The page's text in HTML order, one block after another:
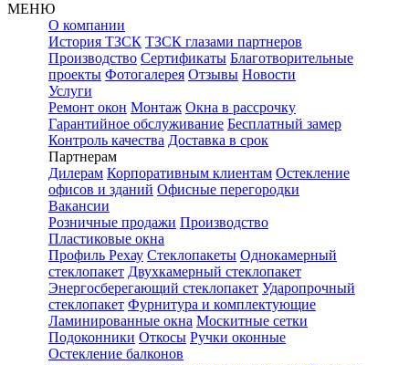
МЕНЮ
О компании
История ТЗСК ТЗСК глазами партнеров
Производство Сертификаты Благотворительные
проекты Фотогалерея Отзывы Новости
Услуги
Ремонт окон Монтаж Окна в рассрочку
Гарантийное обслуживание Бесплатный замер
Контроль качества Доставка в срок
Партнерам
Дилерам Корпоративным клиентам Остекление
офисов и зданий Офисные перегородки
Вакансии
Розничные продажи Производство
Пластиковые окна
Профиль Рехау Стеклопакеты Однокамерный
стеклопакет Двухкамерный стеклопакет
Энергосберегающий стеклопакет Ударопрочный
стеклопакет Фурнитура и комплектующие
Ламинированные окна Москитные сетки
Подоконники Откосы Ручки оконные
Остекление балконов